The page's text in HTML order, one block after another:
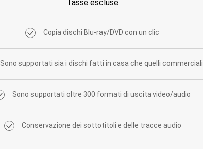
Tasse escluse
Copia dischi Blu-ray/DVD con un clic
Sono supportati sia i dischi fatti in casa che quelli commerciali
Sono supportati oltre 300 formati di uscita video/audio
Conservazione dei sottotitoli e delle tracce audio